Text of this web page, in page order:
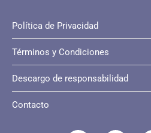
Política de Privacidad
Términos y Condiciones
Descargo de responsabilidad
Contacto